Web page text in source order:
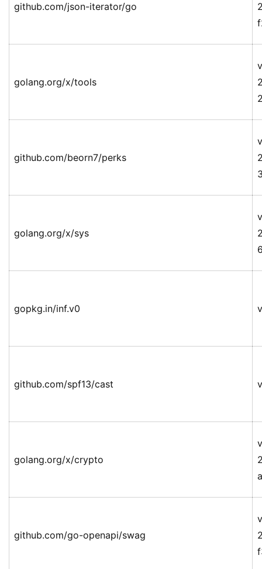
github.com/json-iterator/go
golang.org/x/tools
github.com/beorn7/perks
golang.org/x/sys
gopkg.in/inf.v0
github.com/spf13/cast
golang.org/x/crypto
github.com/go-openapi/swag